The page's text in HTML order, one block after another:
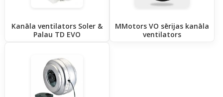
Kanāla ventilators Soler &
Palau TD EVO
MMotors VO sērijas kanāla
ventilators